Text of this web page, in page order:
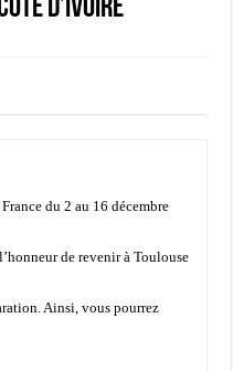
d’ivoire
du 2 au 16 décembre
de revenir à Toulouse
Ainsi, vous pourrez